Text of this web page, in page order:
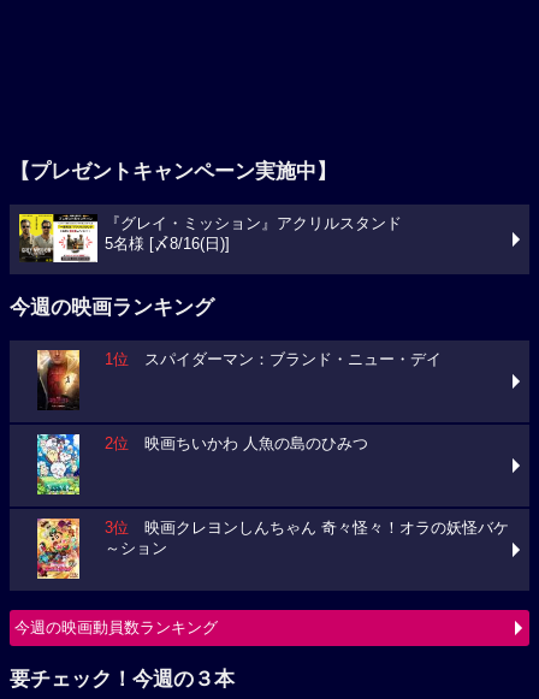
【プレゼントキャンペーン実施中】
『グレイ・ミッション』アクリルスタンド
5名様 [〆8/16(日)]
今週の映画ランキング
1位 スパイダーマン：ブランド・ニュー・デイ
2位 映画ちいかわ 人魚の島のひみつ
3位 映画クレヨンしんちゃん 奇々怪々！オラの妖怪バケ
～ション
今週の映画動員数ランキング
要チェック！今週の３本